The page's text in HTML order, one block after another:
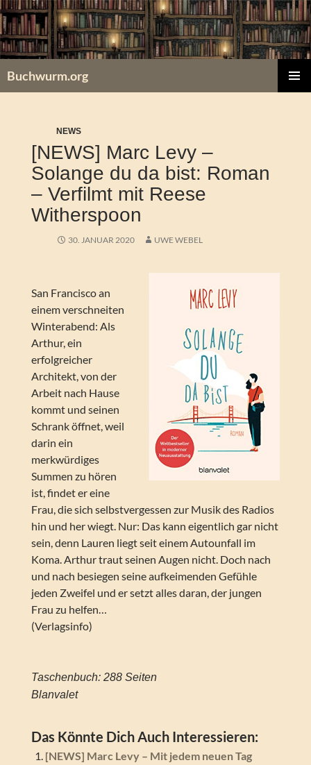
Zum
Inhalt
springen
Buchwurm.org
NEWS
[NEWS] Marc Levy –
Solange du da bist: Roman
– Verfilmt mit Reese
Witherspoon
30. JANUAR 2020 UWE WEBEL
San Francisco an
einem verschneiten
Winterabend: Als
Arthur, ein
erfolgreicher
Architekt, von der
Arbeit nach Hause
kommt und seinen
Schrank öffnet, weil
darin ein
merkwürdiges
Summen zu hören
ist, findet er eine
Frau, die sich selbstvergessen zur Musik des Radios
hin und her wiegt. Nur: Das kann eigentlich gar nicht
sein, denn Lauren liegt seit einem Autounfall im
Koma. Arthur traut seinen Augen nicht. Doch nach
und nach besiegen seine aufkeimenden Gefühle
jeden Zweifel und er setzt alles daran, der jungen
Frau zu helfen…
(Verlagsinfo)
Taschenbuch: 288 Seiten
Blanvalet
Das Könnte Dich Auch Interessieren:
[NEWS] Marc Levy – Mit jedem neuen Tag